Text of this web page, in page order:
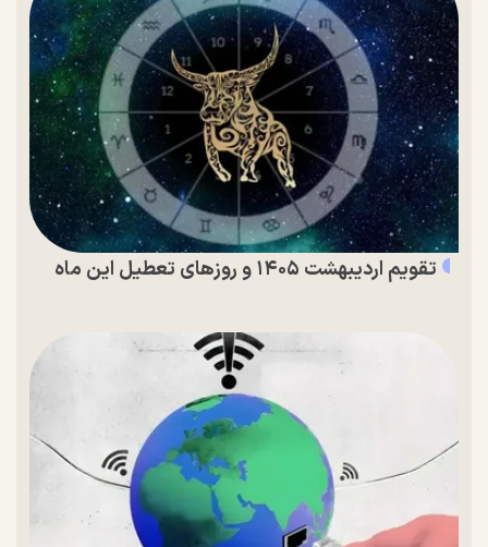
تقویم اردیبهشت ۱۴۰۵ و روز‌های تعطیل این ماه